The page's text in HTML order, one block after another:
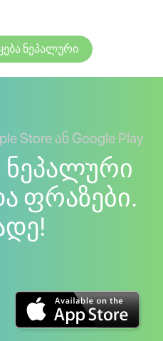
ნეპალური
Store ან Google Play
ფრაზები.